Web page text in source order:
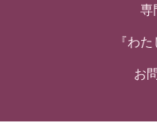
専
『わ
お